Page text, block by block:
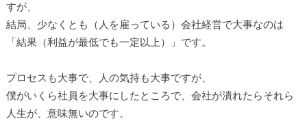
すが、
結局、少なくとも（人を雇っている）会社経営で大事なのは
「結果（利益が最低でも一定以上）」です。
プロセスも大事で、人の気持も大事ですが、
僕がいくら社員を大事にしたところで、会社が潰れたらそれら
人生が、意味無いのです。